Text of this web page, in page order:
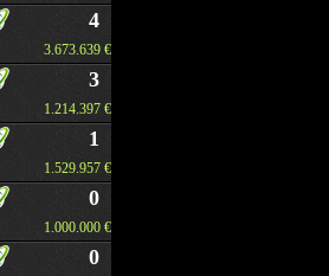
4
3.673.639 €
3
1.214.397 €
1
1.529.957 €
0
1.000.000 €
0